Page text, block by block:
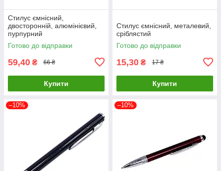
Стилус ємнісний,
двосторонній, алюмінієвий,
пурпурний
Готово до відправки
59,40 ₴ 66 ₴
Купити
Стилус ємнісний, металевий,
сріблястий
Готово до відправки
15,30 ₴ 17 ₴
Купити
–10% –10%